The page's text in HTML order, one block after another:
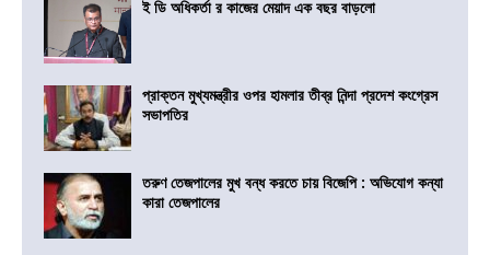
ই ডি অধিকর্তা র কাজের মেয়াদ এক বছর বাড়লো
প্রাক্তন মুখ্যমন্ত্রীর ওপর হামলার তীব্র নিন্দা প্রদেশ কংগ্রেস
সভাপতির
তরুণ তেজপালের মুখ বন্ধ করতে চায় বিজেপি : অভিযোগ কন্যা
কারা তেজপালের